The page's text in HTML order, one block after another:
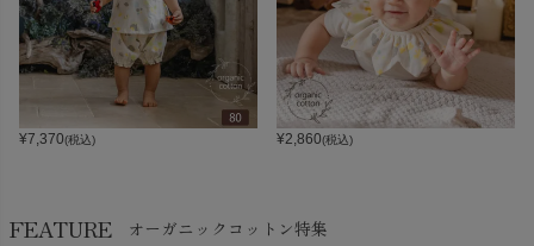
¥7,370(税込) ¥2,860(税込)
FEATURE オーガニックコットン特集